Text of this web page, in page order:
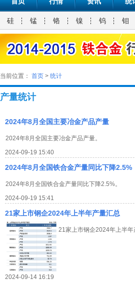
硅 锰 铬 镍 钨 钼
当前位置： 首页 > 统计
产量统计
2024年8月全国主要冶金产品产量
2024年8月全国主要冶金产品产量。
2024-09-19 15:40
2024年8月全国铁合金产量同比下降2.5%
2024年8月全国铁合金产量同比下降2.5%。
2024-09-19 15:41
21家上市钢企2024年上半年产量汇总
21家上市钢企2024年上半年
2024-09-14 16:19